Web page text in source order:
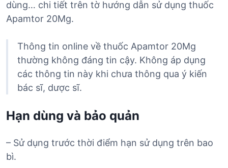
dùng… chi tiết trên tờ hướng dẫn sử dụng thuốc
Apamtor 20Mg.
Thông tin online về thuốc Apamtor 20Mg
thường không đáng tin cậy. Không áp dụng
các thông tin này khi chưa thông qua ý kiến
bác sĩ, dược sĩ.
Hạn dùng và bảo quản
– Sử dụng trước thời điểm hạn sử dụng trên bao
bì.